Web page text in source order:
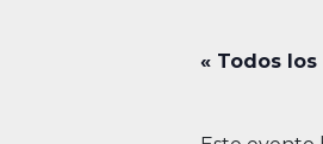
« Todos los